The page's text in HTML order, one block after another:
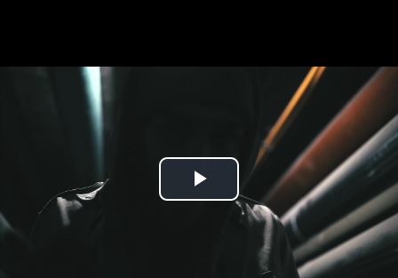
Play
Video